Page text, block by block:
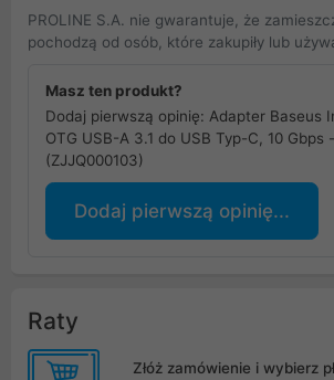
PROLINE S.A. nie gwarantuje, że
pochodzą od osób, które zakupiły lub
Masz ten produkt?
Dodaj pierwszą opinię: Adapter Baseus
OTG USB-A 3.1 do USB Typ-C, 10 Gbps
(ZJJQ000103)
Dodaj pierwszą opinię...
Raty
Złóż zamówienie i wybierz